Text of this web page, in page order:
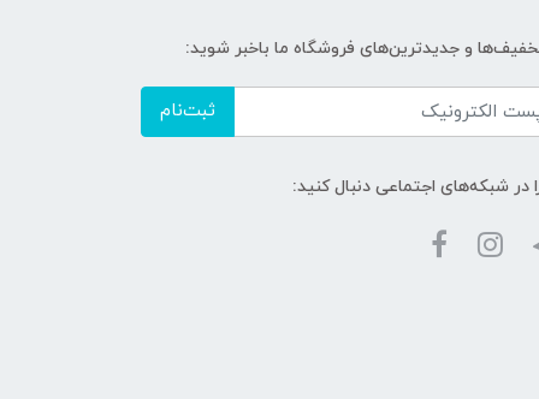
و جدیدترین‌های فروشگاه ما باخبر شوید:
ثبت‌نام
در شبکه‌های اجتماعی دنبال کنید: